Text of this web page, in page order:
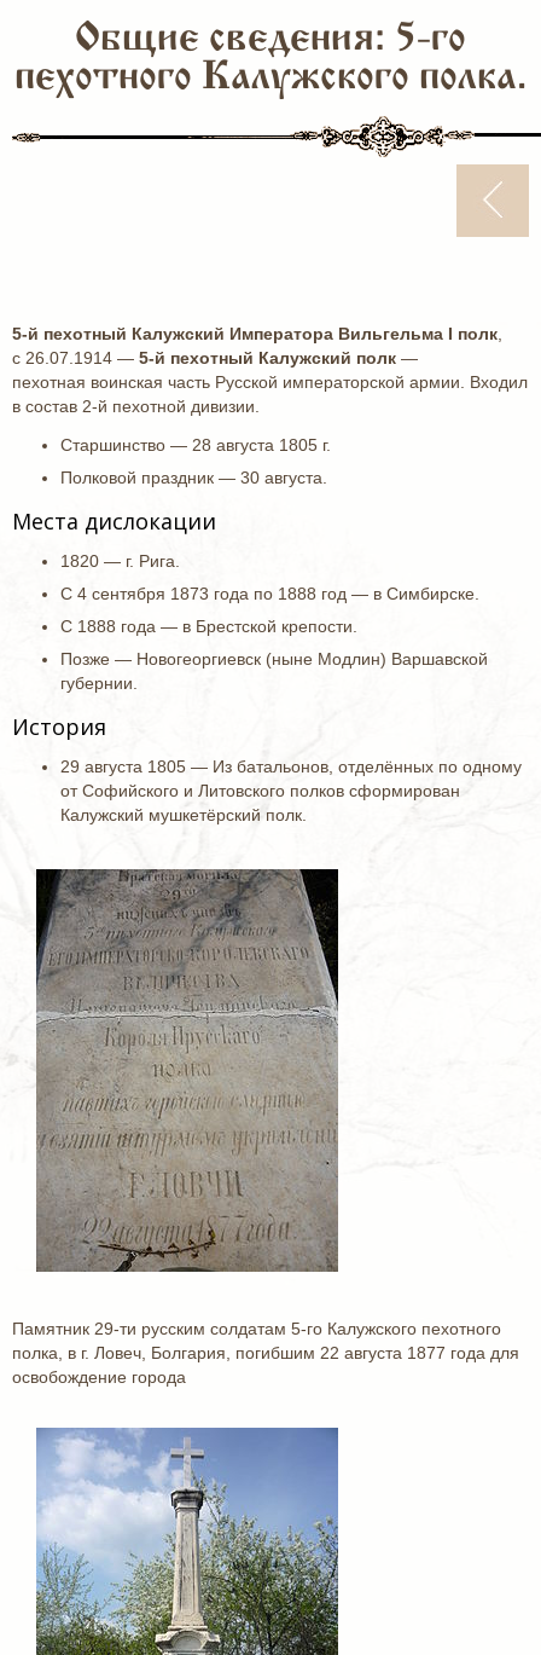
Общие сведения: 5-го
пехотного Калужского полка.
5-й пехотный Калужский Императора Вильгельма I полк
с 26.07.1914 — 5-й пехотный Калужский полк —
пехотная воинская часть Русской императорской армии. Входил
в состав 2-й пехотной дивизии.
Старшинство — 28 августа 1805 г.
Полковой праздник — 30 августа.
Места дислокации
1820 — г. Рига.
С 4 сентября 1873 года по 1888 год — в Симбирске.
С 1888 года — в Брестской крепости.
Позже — Новогеоргиевск (ныне Модлин) Варшавской
губернии.
История
29 августа 1805 — Из батальонов, отделённых по одному
от Софийского и Литовского полков сформирован
Калужский мушкетёрский полк.
Памятник 29-ти русским солдатам 5-го Калужского пехотного
полка, в г. Ловеч, Болгария, погибшим 22 августа 1877 года для
освобождение города